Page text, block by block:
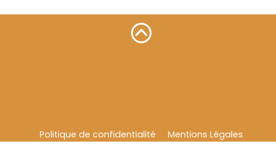
Politique de confidentialité Mentions Légales